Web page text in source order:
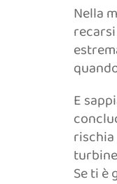
Nella
E
Se ti